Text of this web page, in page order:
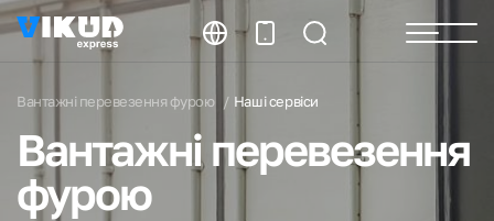
Вантажні перевезення фурою Наші сервіси
Вантажні перевезення
фурою